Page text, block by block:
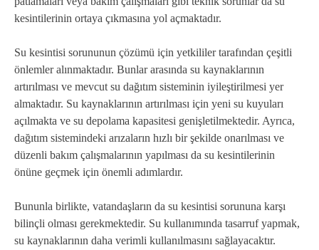
kesintilerinin ortaya çıkmasına yol açmaktadır.
Su kesintisi sorununun çözümü için yetkililer tarafından çeşitli
önlemler alınmaktadır. Bunlar arasında su kaynaklarının
artırılması ve mevcut su dağıtım sisteminin iyileştirilmesi yer
almaktadır. Su kaynaklarının artırılması için yeni su kuyuları
açılmakta ve su depolama kapasitesi genişletilmektedir. Ayrıca,
dağıtım sistemindeki arızaların hızlı bir şekilde onarılması ve
düzenli bakım çalışmalarının yapılması da su kesintilerinin
önüne geçmek için önemli adımlardır.
Bununla birlikte, vatandaşların da su kesintisi sorununa karşı
bilinçli olması gerekmektedir. Su kullanımında tasarruf yapmak,
su kaynaklarının daha verimli kullanılmasını sağlayacaktır.